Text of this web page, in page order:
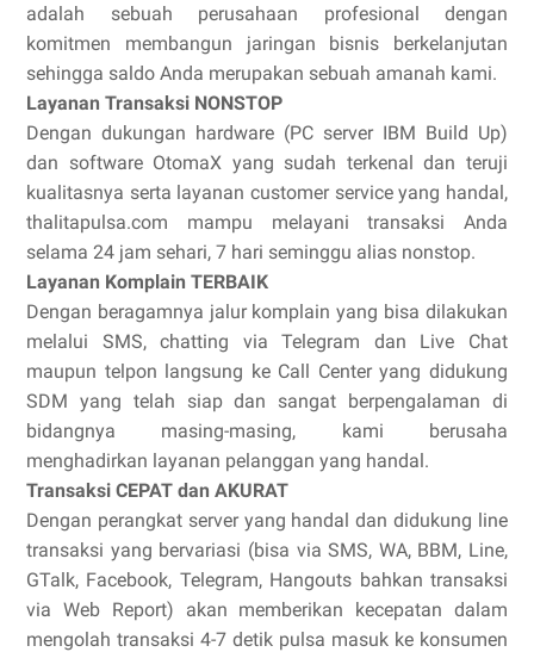
adalah sebuah perusahaan profesional dengan
komitmen membangun jaringan bisnis berkelanjutan
sehingga saldo Anda merupakan sebuah amanah kami.
Layanan Transaksi NONSTOP
Dengan dukungan hardware (PC server IBM Build Up)
dan software OtomaX yang sudah terkenal dan teruji
kualitasnya serta layanan customer service yang handal,
thalitapulsa.com mampu melayani transaksi Anda
selama 24 jam sehari, 7 hari seminggu alias nonstop.
Layanan Komplain TERBAIK
Dengan beragamnya jalur komplain yang bisa dilakukan
melalui SMS, chatting via Telegram dan Live Chat
maupun telpon langsung ke Call Center yang didukung
SDM yang telah siap dan sangat berpengalaman di
bidangnya masing-masing, kami berusaha
menghadirkan layanan pelanggan yang handal.
Transaksi CEPAT dan AKURAT
Dengan perangkat server yang handal dan didukung line
transaksi yang bervariasi (bisa via SMS, WA, BBM, Line,
GTalk, Facebook, Telegram, Hangouts bahkan transaksi
via Web Report) akan memberikan kecepatan dalam
mengolah transaksi 4-7 detik pulsa masuk ke konsumen